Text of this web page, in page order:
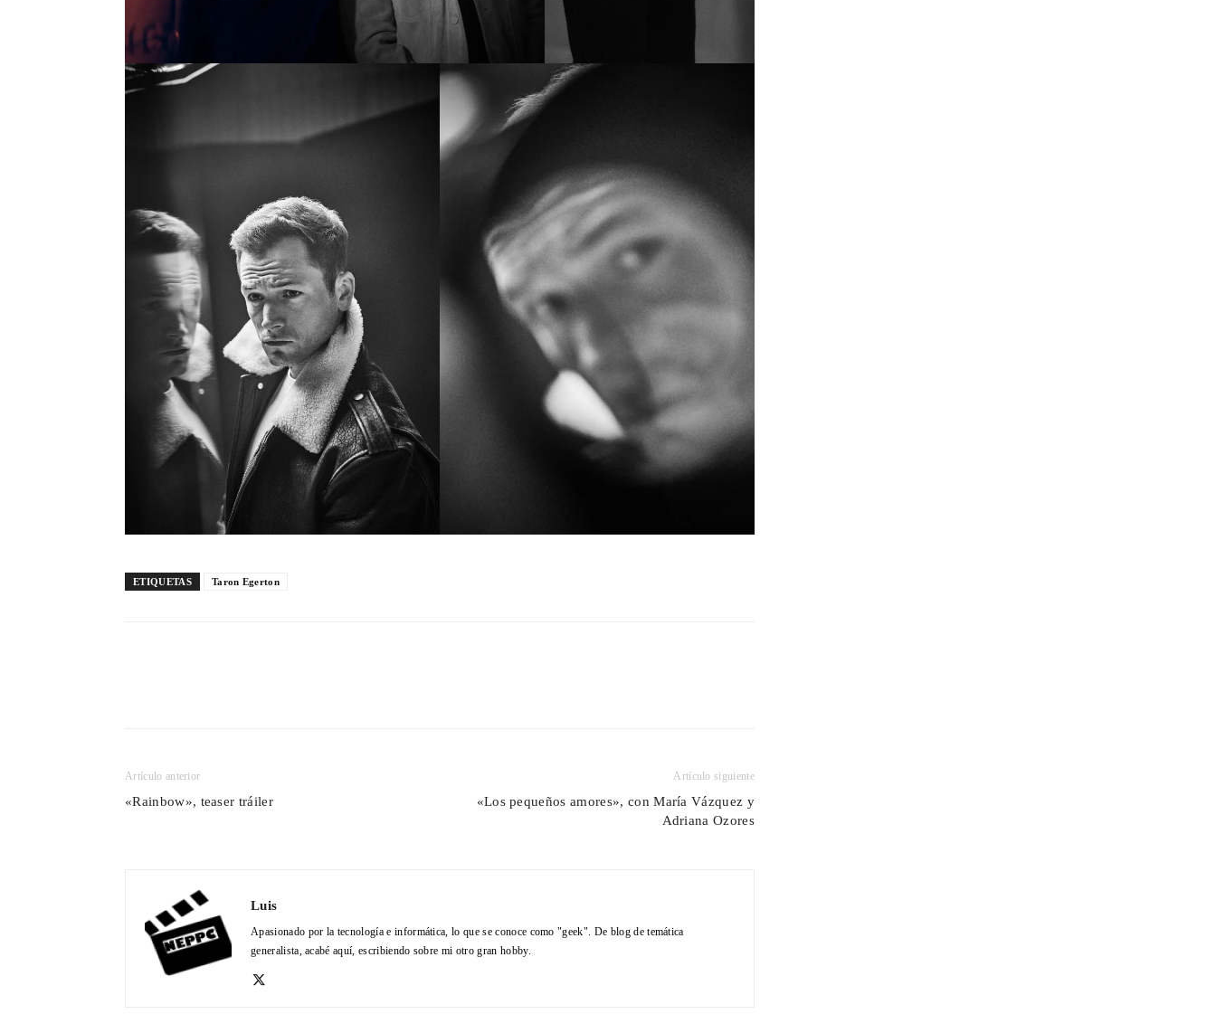
ETIQUETAS Taron Egerton
Artículo anterior
«Rainbow», teaser tráiler
Artículo siguiente
«Los pequeños amores», con María Vázquez y
Adriana Ozores
Luis
Apasionado por la tecnología e informática, lo que se conoce como "geek". De blog de temática
generalista, acabé aquí, escribiendo sobre mi otro gran hobby.